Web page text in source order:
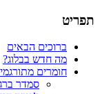
ברגמן